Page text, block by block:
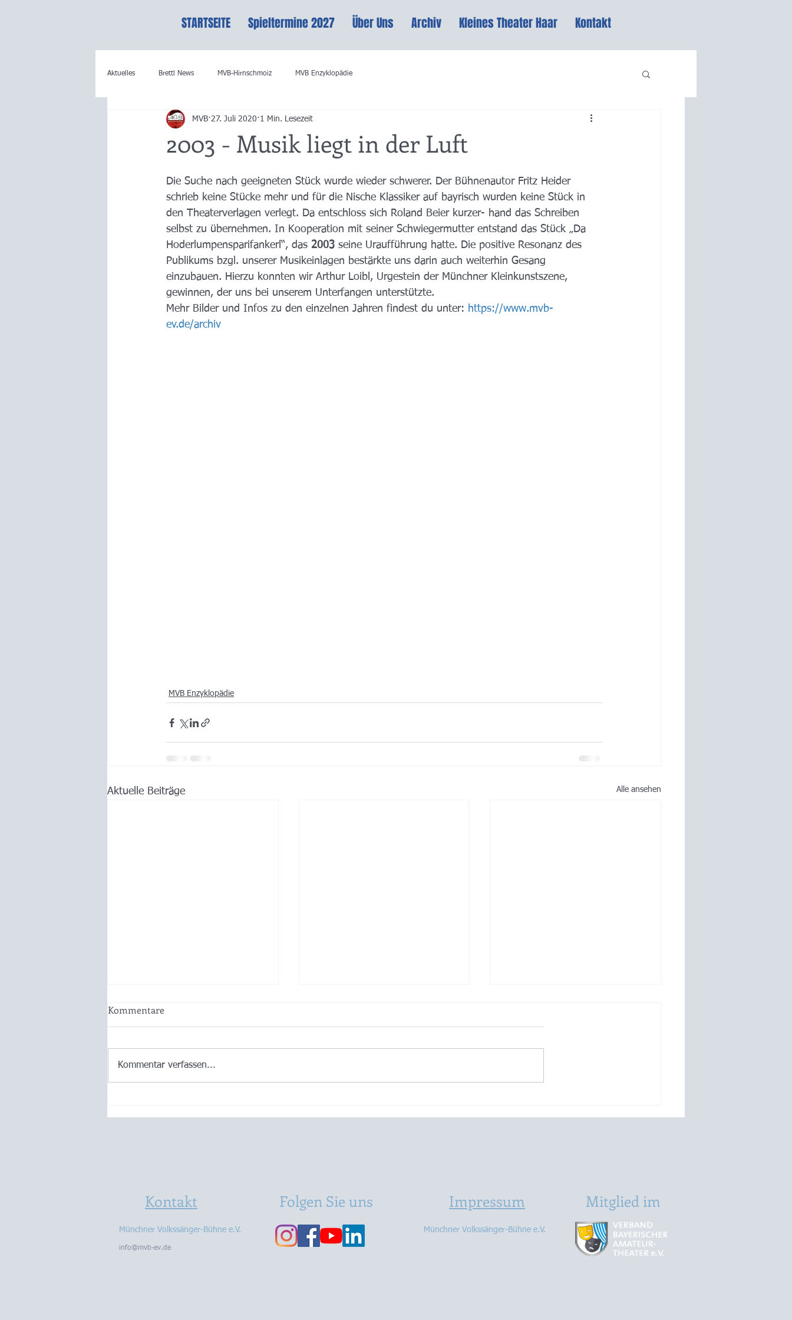
STARTSEITE Spieltermine 2027 Über Uns Archiv Kleines Theater Haar Kontakt
Aktuelles Brettl News MVB-Hirnschmoiz MVB Enzyklopädie
2003 - Musik liegt in der Luft
MVB 27. Juli 2020 1 Min. Lesezeit
Die Suche nach geeigneten Stück wurde wieder schwerer. Der Bühnenautor Fritz Heider
schrieb keine Stücke mehr und für die Nische Klassiker auf bayrisch wurden keine Stück in
den Theaterverlagen verlegt. Da entschloss sich Roland Beier kurzer- hand das Schreiben
selbst zu übernehmen. In Kooperation mit seiner Schwiegermutter entstand das Stück „Da
Hoderlumpensparifankerl“, das 2003 seine Uraufführung hatte. Die positive Resonanz des
Publikums bzgl. unserer Musikeinlagen bestärkte uns darin auch weiterhin Gesang
einzubauen. Hierzu konnten wir Arthur Loibl, Urgestein der Münchner Kleinkunstszene,
gewinnen, der uns bei unserem Unterfangen unterstützte.
Mehr Bilder und Infos zu den einzelnen Jahren findest du unter: https://www.mvb-
ev.de/archiv
MVB Enzyklopädie
Aktuelle Beiträge Alle ansehen
2019 - Ein König mit Biss
gesprengt
Stück, neues Glück
Kommentare
Kommentar verfassen...
Kontakt
Münchner Volkssänger-Bühne e.V.
info@mvb-ev.de
Folgen Sie uns Impressum
Münchner Volkssänger-Bühne e.V.
Mitglied im